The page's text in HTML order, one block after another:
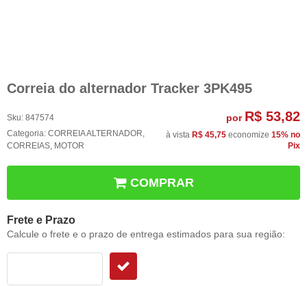
Correia do alternador Tracker 3PK495
Sku: 847574
Categoria: CORREIA ALTERNADOR,
CORREIAS, MOTOR
por R$ 53,82
à vista R$ 45,75 economize 15% no
Pix
COMPRAR
Frete e Prazo
Calcule o frete e o prazo de entrega estimados para sua região: